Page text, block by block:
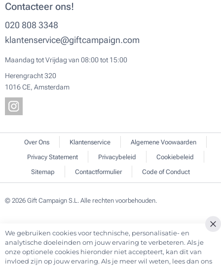
Contacteer ons!
020 808 3348
klantenservice@giftcampaign.com
Maandag tot Vrijdag van 08:00 tot 15:00
Herengracht 320
1016 CE, Amsterdam
Over Ons Klantenservice
Algemene Voowaarden
Privacy Statement
Privacybeleid
Cookiebeleid
Sitemap
Contactformulier Code of Conduct
© 2026 Gift Campaign S.L. Alle rechten voorbehouden.
We gebruiken cookies voor technische, personalisatie- en
analytische doeleinden om jouw ervaring te verbeteren. Als je
onze optionele cookies hieronder niet accepteert, kan dit van
invloed zijn op jouw ervaring. Als je meer wil weten, lees dan ons